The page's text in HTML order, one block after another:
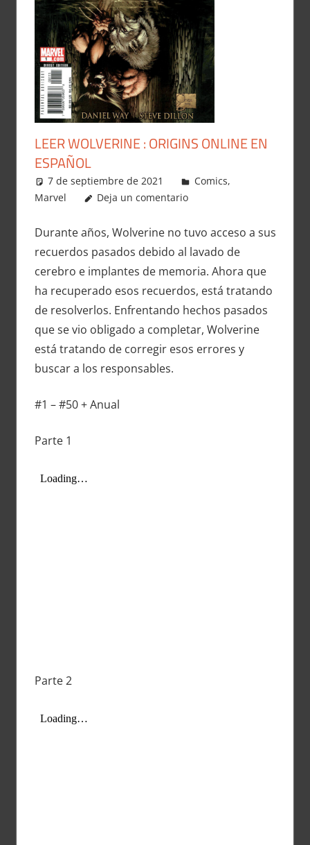
LEER WOLVERINE : ORIGINS ONLINE EN
ESPAÑOL
7 de septiembre de 2021 Carlitox Banana
Comics,
Marvel
Deja un comentario
Durante años, Wolverine no tuvo acceso a sus
recuerdos pasados ​​debido al lavado de
cerebro e implantes de memoria. Ahora que
ha recuperado esos recuerdos, está tratando
de resolverlos. Enfrentando hechos pasados ​​
que se vio obligado a completar, Wolverine
está tratando de corregir esos errores y
buscar a los responsables.
#1 – #50 + Anual
Parte 1
Parte 2